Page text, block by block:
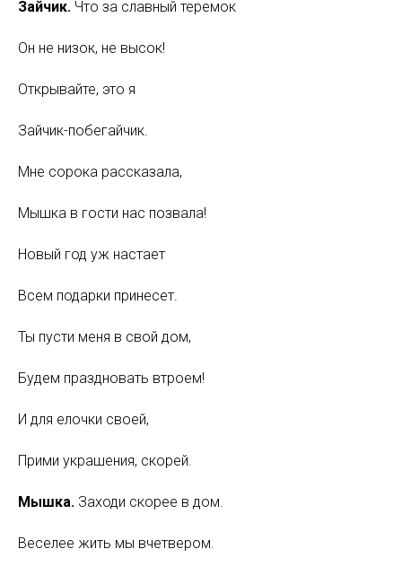
Зайчик. Что за славный теремок
Он не низок, не высок!
Открывайте, это я
Зайчик-побегайчик.
Мне сорока рассказала,
Мышка в гости нас позвала!
Новый год уж настает
Всем подарки принесет.
Ты пусти меня в свой дом,
Будем праздновать втроем!
И для елочки своей,
Прими украшения, скорей.
Мышка. Заходи скорее в дом.
Веселее жить мы вчетвером.